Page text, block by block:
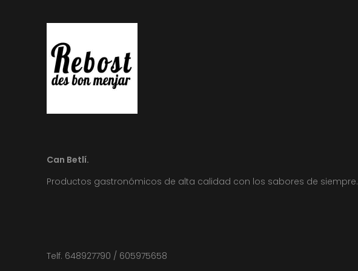
Can Betlí.
Productos gastronómicos de alta calidad con los sabores de siempre.
Telf. 648927790 / 605975658